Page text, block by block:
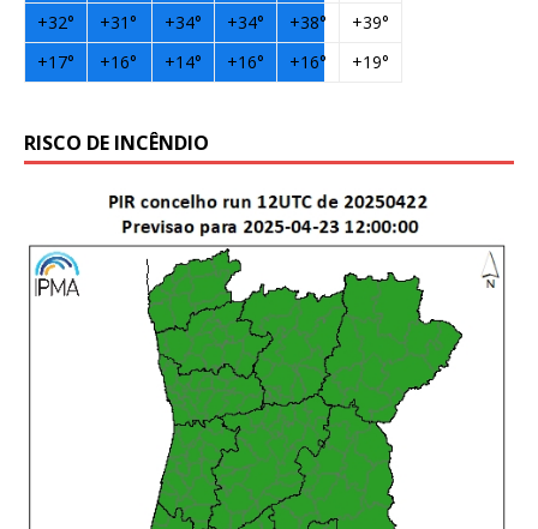
+32° +31° +34° +34° +38° +39°
+17° +16° +14° +16° +16° +19°
RISCO DE INCÊNDIO